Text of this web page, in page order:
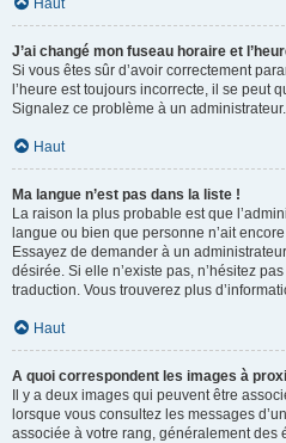
Haut
J’ai changé mon fuseau horaire et
Si vous êtes sûr d’avoir correctement
l’heure est toujours incorrecte, il se peut
Signalez ce problème à un administrateur.
Haut
Ma langue n’est pas dans la liste !
La raison la plus probable est que
langue ou bien que personne n’ait
Essayez de demander à un
désirée. Si elle n’existe pas, n’hésitez
traduction. Vous trouverez plus
Haut
A quoi correspondent les images à
Il y a deux images qui peuvent être
lorsque vous consultez les messages
associée à votre rang, généralement des